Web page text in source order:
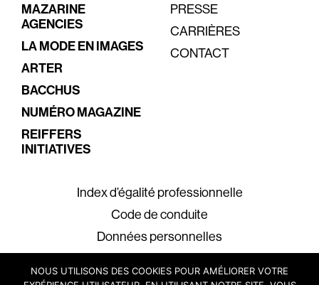
MAZARINE
AGENCIES
LA MODE EN IMAGES
ARTER
BACCHUS
NUMÉRO MAGAZINE
REIFFERS
INITIATIVES
PRESSE
CARRIÈRES
CONTACT
Index d’égalité professionnelle
Code de conduite
Données personnelles
NOUS UTILISONS DES COOKIES POUR AMÉLIORER VOTRE